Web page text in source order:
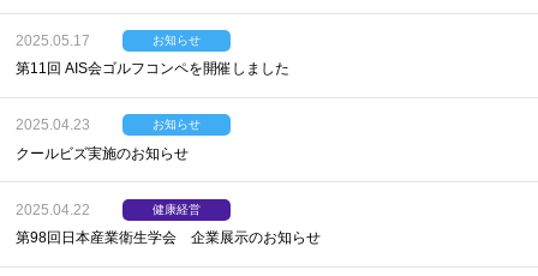
2025.05.17 お知らせ
第11回 AIS会ゴルフコンペを開催しました
2025.04.23 お知らせ
クールビズ実施のお知らせ
2025.04.22 健康経営
第98回日本産業衛生学会 企業展示のお知らせ